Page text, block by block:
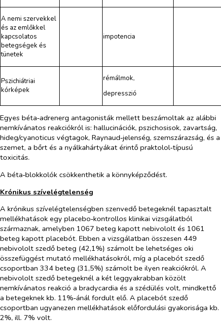
A nemi szervekkel
és az emlőkkel
kapcsolatos
betegségek és
tünetek
impotencia
Pszichiátriai
kórképek
rémálmok,
depresszió
Egyes béta‑adrenerg antagonisták mellett beszámoltak az alábbi
nemkívánatos reakciókról is: hallucinációk, pszichosisok, zavartság,
hideg/cyanoticus végtagok, Raynaud‑jelenség, szemszárazság, és a
szemet, a bőrt és a nyálkahártyákat érintő praktolol‑típusú
toxicitás.
A béta‑blokkolók csökkenthetik a könnyképződést.
Krónikus szívelégtelenség
A krónikus szívelégtelenségben szenvedő betegeknél tapasztalt
mellékhatások egy placebo‑kontrollos klinikai vizsgálatból
származnak, amelyben 1067 beteg kapott nebivololt és 1061
beteg kapott placebót. Ebben a vizsgálatban összesen 449
nebivololt szedő beteg (42,1%) számolt be lehetséges oki
összefüggést mutató mellékhatásokról, míg a placebót szedő
csoportban 334 beteg (31,5%) számolt be ilyen reakciókról. A
nebivololt szedő betegeknél a két leggyakrabban közölt
nemkívánatos reakció a bradycardia és a szédülés volt, mindkettő
a betegeknek kb. 11%‑ánál fordult elő. A placebót szedő
csoportban ugyanezen mellékhatások előfordulási gyakorisága kb.
2%, ill. 7% volt.